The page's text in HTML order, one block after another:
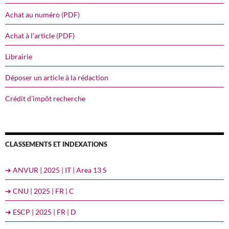
Achat au numéro (PDF)
Achat à l’article (PDF)
Librairie
Déposer un article à la rédaction
Crédit d’impôt recherche
CLASSEMENTS ET INDEXATIONS
➔ ANVUR | 2025 | IT | Area 13 S
➔ CNU | 2025 | FR | C
➔ ESCP | 2025 | FR | D